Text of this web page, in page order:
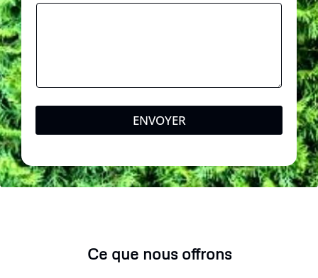
ENVOYER
Ce que nous offrons